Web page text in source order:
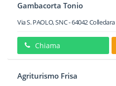
Gambacorta Tonio
Via S. PAOLO, SNC-64042Colledara
Chiama
Agriturismo Frisa